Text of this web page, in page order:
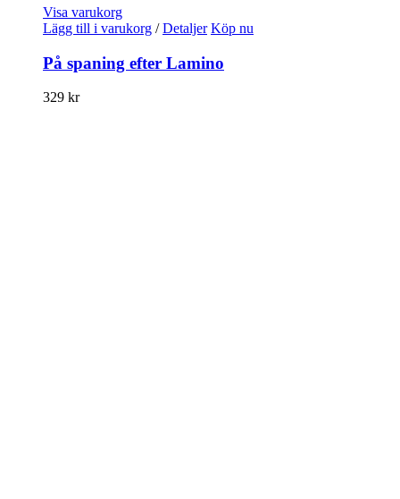
Visa varukorg
Lägg till i varukorg / Detaljer Köp nu
På spaning efter Lamino
329 kr